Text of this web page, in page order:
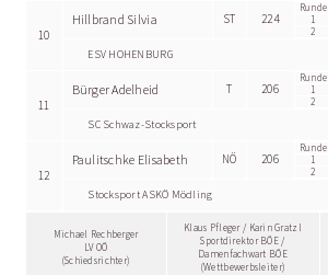
10
Hillbrand Silvia ST 224
Runde
1
2
ESV HOHENBURG
11
Bürger Adelheid T 206
Runde
1
2
SC Schwaz-Stocksport
12
Paulitschke Elisabeth NÖ 206
Runde
1
2
Stocksport ASKÖ Mödling
Michael Rechberger
LV OÖ
(Schiedsrichter)
Klaus Pfleger / Karin Gratzl
Sportdirektor BÖE /
Damenfachwart BÖE
(Wettbewerbsleiter)